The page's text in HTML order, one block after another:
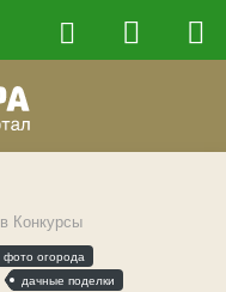
в Конкурсы
фото огорода
дачные поделки